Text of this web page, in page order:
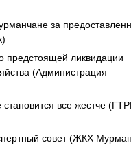
за
предстоящей ликвидации
(Администрация
все жестче
совет (ЖКХ